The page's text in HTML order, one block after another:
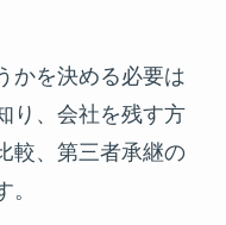
かを決める必要は
り、会社を残す方
較、第三者承継の